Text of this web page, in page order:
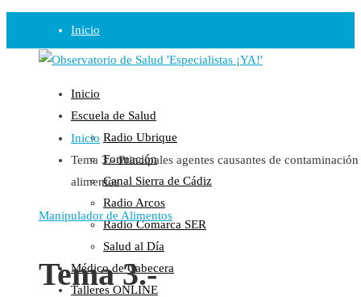
Inicio
Observatorio
Opinión
Radio
Guadalinfo Salud
Radio Guadalete
COPE Pontevedra
Salud en Radio Ubrique
Salud en Verano
Plataforma
Inicio
Escuela de Salud
Radio Ubrique
Formación
Canal Sierra de Cádiz
Radio Arcos
Radio Comarca SER
Salud al Día
Médico de Cabecera
Talleres ONLINE
Inicio
Tema 3.- Principales agentes causantes de contaminación
alimentos
Manipulador de Alimentos
Tema 3.-